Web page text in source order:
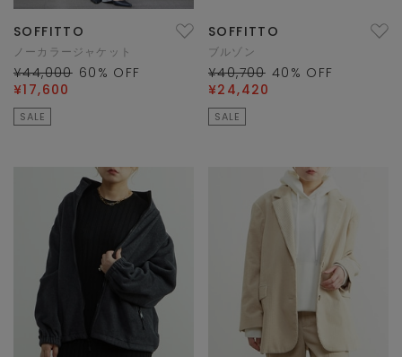
SOFFITTO
ノーカラージャケット
¥44,000 60 % OFF
¥17,600
SALE
SOFFITTO
ブルゾン
¥40,700 40 % OFF
¥24,420
SALE